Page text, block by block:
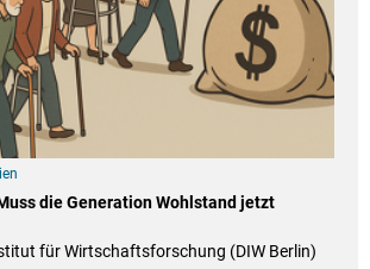
die Generation Wohlstand jetzt
für Wirtschaftsforschung (DIW Berlin)